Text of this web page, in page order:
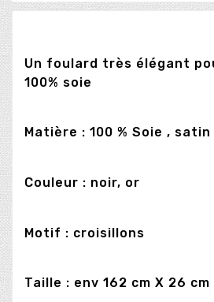
Un foulard très élégant
100% soie
Matière : 100 % Soie ,
Couleur : noir, or
Motif : croisillons
Taille : env 162 cm X 26 cm